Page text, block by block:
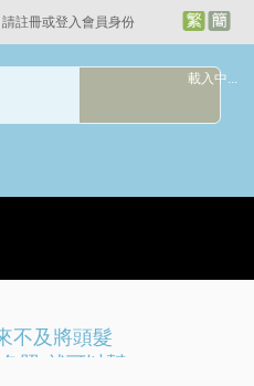
請註冊或登入會員身份
載入中...
不及將頭髮
照·就可以幫